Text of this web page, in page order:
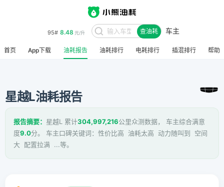
95# 8.48 元/升 查油耗 车主
首页 App下载 油耗报告 油耗排行 电耗排行 插混排行 帮助
星越L油耗报告
报告摘要： 星越L 累计304,997,216公里众测数据， 车主综合满意
度9.0分。 车主口碑关键词：性价比高 油耗太高 动力随叫到 空间
大 配置拉满 ...等。